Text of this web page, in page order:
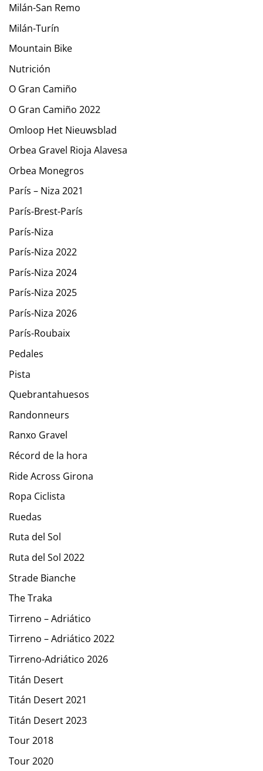
Milán-San Remo
Milán-Turín
Mountain Bike
Nutrición
O Gran Camiño
O Gran Camiño 2022
Omloop Het Nieuwsblad
Orbea Gravel Rioja Alavesa
Orbea Monegros
París – Niza 2021
París-Brest-París
París-Niza
París-Niza 2022
París-Niza 2024
París-Niza 2025
París-Niza 2026
París-Roubaix
Pedales
Pista
Quebrantahuesos
Randonneurs
Ranxo Gravel
Récord de la hora
Ride Across Girona
Ropa Ciclista
Ruedas
Ruta del Sol
Ruta del Sol 2022
Strade Bianche
The Traka
Tirreno – Adriático
Tirreno – Adriático 2022
Tirreno-Adriático 2026
Titán Desert
Titán Desert 2021
Titán Desert 2023
Tour 2018
Tour 2020